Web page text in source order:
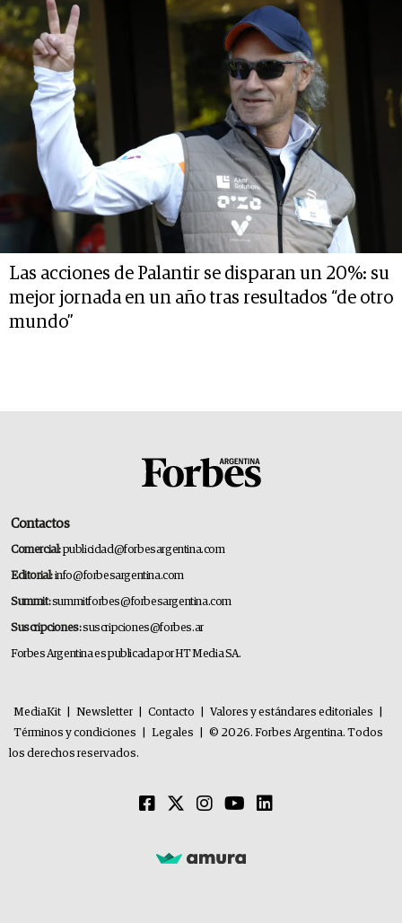
Las acciones de Palantir se disparan un 20%: su
mejor jornada en un año tras resultados “de otro
mundo”
Contactos
Comercial:publicidad@forbesargentina.com
Editorial:info@forbesargentina.com
Summit:summitforbes@forbesargentina.com
Suscripciones:suscripciones@forbes.ar
Forbes Argentina es publicada por HT Media SA.
MediaKit Newsletter Contacto Valores y estándares editoriales
Términos y condiciones
Legales
© 2026. Forbes Argentina. Todos
los derechos reservados.